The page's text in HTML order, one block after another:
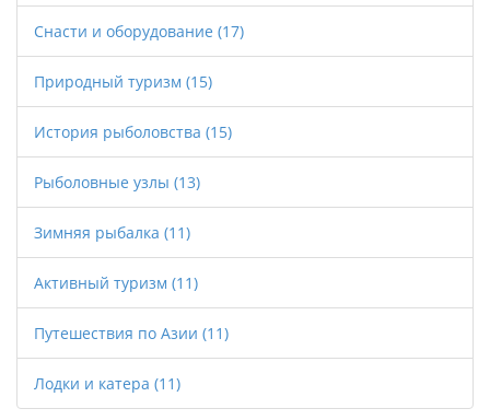
Снасти и оборудование (17)
Природный туризм (15)
История рыболовства (15)
Рыболовные узлы (13)
Зимняя рыбалка (11)
Активный туризм (11)
Путешествия по Азии (11)
Лодки и катера (11)